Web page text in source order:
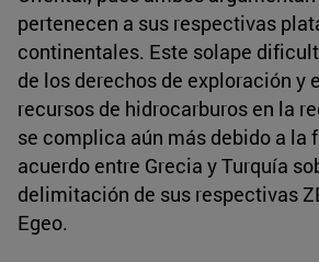
pertenecen a sus respectivas
continentales. Este solape
de los derechos de exploración y
recursos de hidrocarburos en la
se complica aún más debido a la
acuerdo entre Grecia y Turquía
delimitación de sus respectivas
Egeo.